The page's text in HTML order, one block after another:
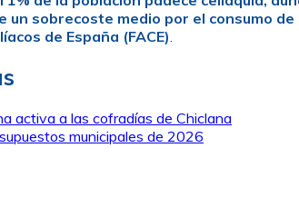
un sobrecoste medio por el consumo
de España (FACE)
activa a las cofradías de Chiclana
municipales de 2026